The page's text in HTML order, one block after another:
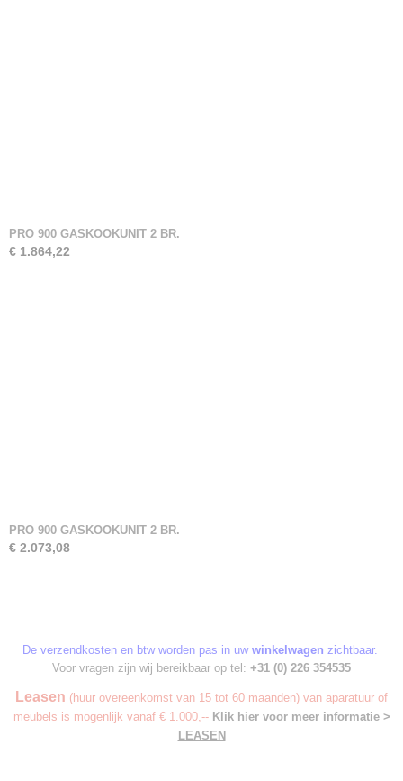
PRO 900 GASKOOKUNIT 2 BR.
€ 1.864,22
PRO 900 GASKOOKUNIT 2 BR.
€ 2.073,08
De verzendkosten en btw worden pas in uw winkelwagen zichtbaar.
Voor vragen zijn wij bereikbaar op tel: +31 (0) 226 354535
Leasen (huur overeenkomst van 15 tot 60 maanden) van aparatuur of
meubels is mogenlijk vanaf € 1.000,-- Klik hier voor meer informatie >
LEASEN